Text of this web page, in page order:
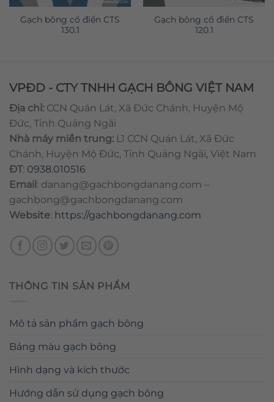
Gạch bông cổ điển CTS
130.1
Gạch bông cổ điển CTS
120.1
VPĐD - CTY TNHH GẠCH BÔNG VIỆT NAM
Địa chỉ: CCN Quán Lát, Xã Đức Chánh, Huyện Mộ
Đức, Tỉnh Quảng Ngãi
Nhà máy miền trung: L1 CCN Quán Lát, Xã Đức
Chánh, Huyện Mộ Đức, Tỉnh Quảng Ngãi, Việt Nam
ĐT: 0938.010516
Email : danang@gachbongdanang.com –
gachbong@gachbongdanang.com
Website: https://gachbongdanang.com
THÔNG TIN SẢN PHẨM
Mô tả sản phẩm gạch bông
Bảng màu gạch bông
Hình dạng và kích thước
Hướng dẫn sử dụng gạch bông